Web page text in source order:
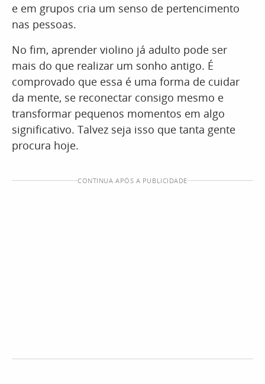
e em grupos cria um senso de pertencimento
nas pessoas.
No fim, aprender violino já adulto pode ser
mais do que realizar um sonho antigo. É
comprovado que essa é uma forma de cuidar
da mente, se reconectar consigo mesmo e
transformar pequenos momentos em algo
significativo. Talvez seja isso que tanta gente
procura hoje.
CONTINUA APÓS A PUBLICIDADE